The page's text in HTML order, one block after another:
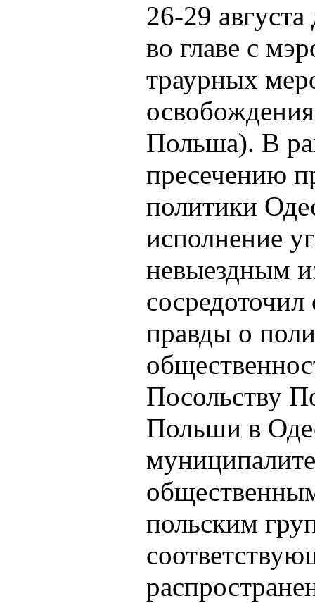
26-29 августа
во главе с
траурных
Польша). В
пресечению
политики
исполнение
невыездным
правды о
Посольству
Польши в
польским